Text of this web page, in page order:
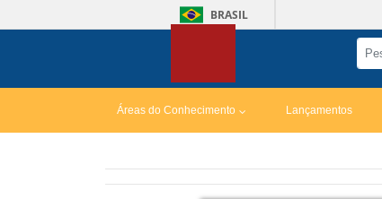
BRASIL
Áreas do Conhecimento Lançamentos